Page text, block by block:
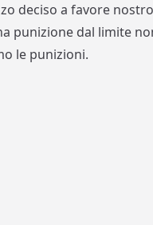
deciso a favore
punizione dal limite
le punizioni.